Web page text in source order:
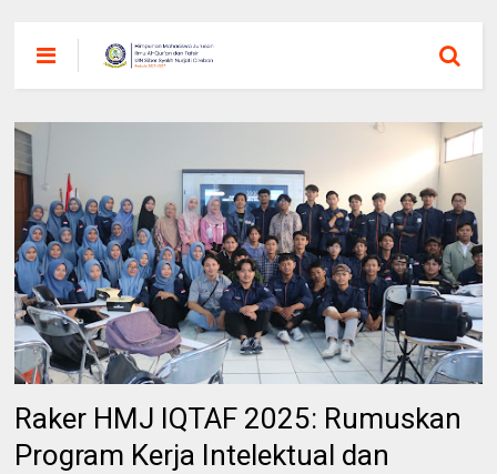
Raker HMJ IQTAF 2025: Rumuskan
Program Kerja Intelektual dan